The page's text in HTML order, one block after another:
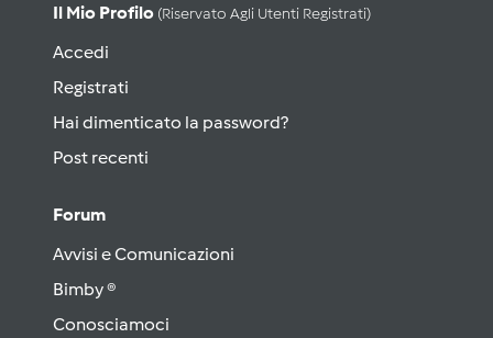
Il Mio Profilo (riservato Agli Utenti Registrati)
Accedi
Registrati
Hai dimenticato la password?
Post recenti
Forum
Avvisi e Comunicazioni
Bimby ®
Conosciamoci